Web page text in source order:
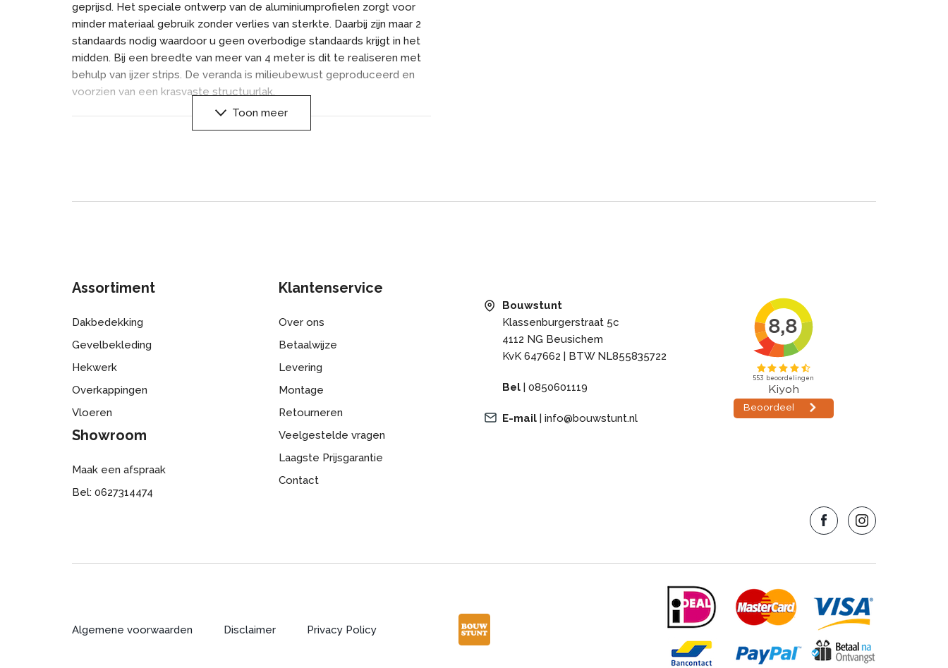
geprijsd. Het speciale ontwerp van de aluminiumprofielen zorgt voor
minder materiaal gebruik zonder verlies van sterkte. Daarbij zijn maar 2
standaards nodig waardoor u geen overbodige standaards krijgt in het
midden. Bij een breedte van meer van 4 meter is dit te realiseren met
behulp van ijzer strips. De veranda is milieubewust geproduceerd en
voorzien van een krasvaste structuurlak.
Onze veranda is leverbaar in 2 verschillende kleurenral 9001 wit creme
Toon meer
Assortiment
Dakbedekking
Gevelbekleding
Hekwerk
Overkappingen
Vloeren
Showroom
Maak een afspraak
Bel: 0627314474
Klantenservice
Over ons
Betaalwijze
Levering
Montage
Retourneren
Veelgestelde vragen
Laagste Prijsgarantie
Contact
Bouwstunt
Klassenburgerstraat 5c
4112 NG Beusichem
KvK 647662 | BTW NL855835722
Bel | 0850601119
E-mail | info@bouwstunt.nl
Algemene voorwaarden Disclaimer Privacy Policy